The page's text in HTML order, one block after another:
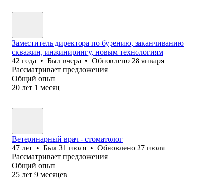
Заместитель директора по бурению, заканчиванию
скважин, инжинирингу, новым технологиям
42 года • Был вчера • Обновлено 28 января
Рассматривает предложения
Общий опыт
20 лет 1 месяц
Ветеринарный врач - стоматолог
47 лет • Был 31 июля • Обновлено 27 июля
Рассматривает предложения
Общий опыт
25 лет 9 месяцев